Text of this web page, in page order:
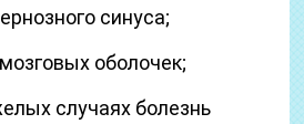
синуса;
оболочек;
случаях болезнь